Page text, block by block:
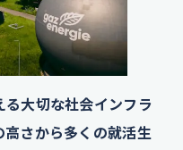
大切な社会インフラ
さから多くの就活生